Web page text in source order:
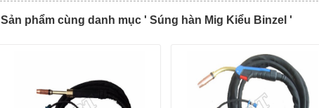
Sản phẩm cùng danh mục ' Súng hàn Mig Kiểu Binzel '